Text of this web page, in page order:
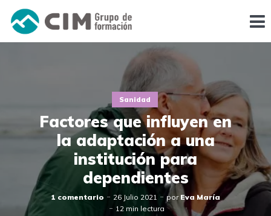
Sanidad
Factores que influyen en
la adaptación a una
institución para
dependientes
1 comentario 26 Julio 2021 por Eva María
12 min lectura